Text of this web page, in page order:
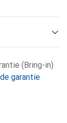
(Bring-in)
garantie